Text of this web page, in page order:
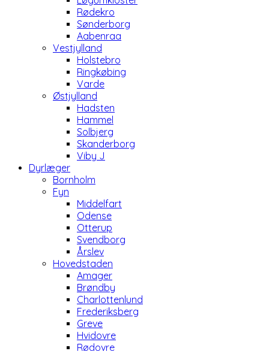
Rødekro
Sønderborg
Aabenraa
Vestjylland
Holstebro
Ringkøbing
Varde
Østjylland
Hadsten
Hammel
Solbjerg
Skanderborg
Viby J
Dyrlæger
Bornholm
Fyn
Middelfart
Odense
Otterup
Svendborg
Årslev
Hovedstaden
Amager
Brøndby
Charlottenlund
Frederiksberg
Greve
Hvidovre
Rødovre